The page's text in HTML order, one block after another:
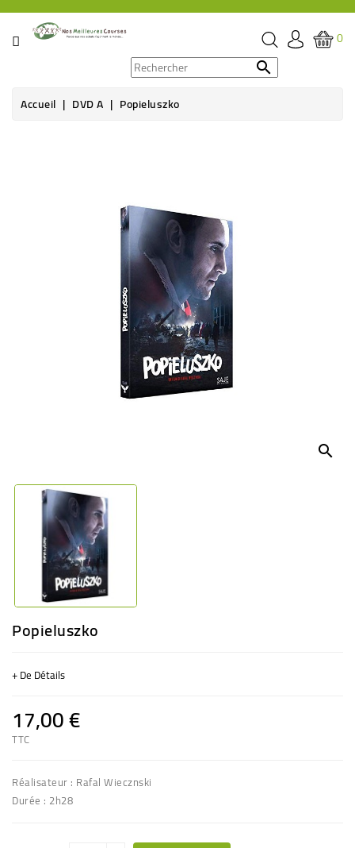
CATÉGORIE
ÉPICERIE
0

Accueil DVD A Popieluszko
search
Popieluszko
+ De Détails
17,00 €
TTC
Réalisateur : Rafal Wiecznski
Durée : 2h28